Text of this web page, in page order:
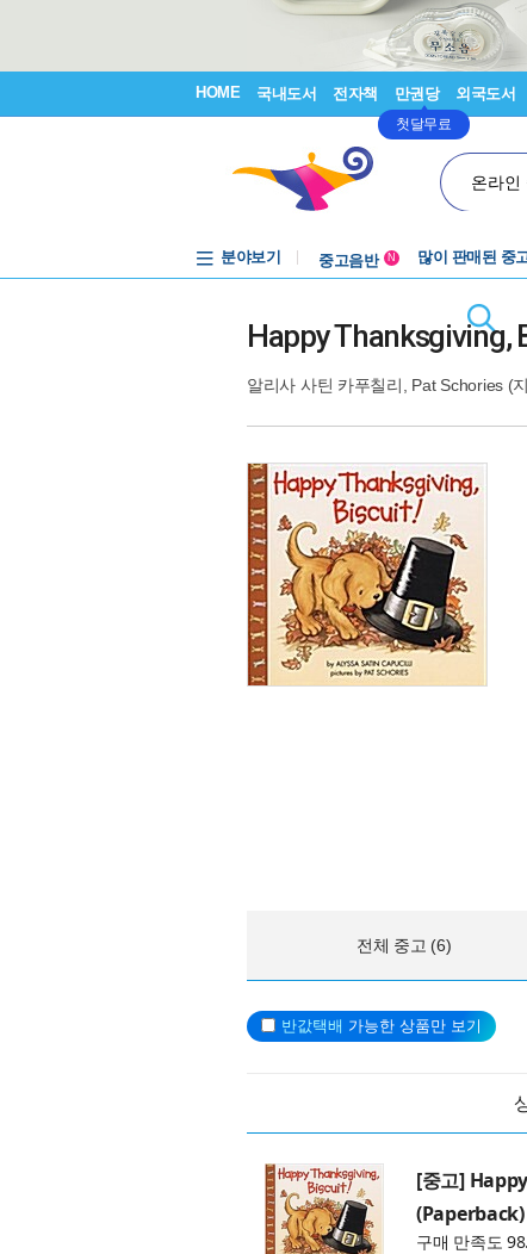
HOME 국내도서 전자책 만권당
첫달무료
외국도서
온라인
분야보기
중고음반
N 많이 판매된 중
Happy Thanksgiving,
알리사 사틴 카푸칠리 Pat Schories (
전체 중고 (6)
반값택배 가능한 상품만 보기
[중고]
(Paperback)
구매 만족도